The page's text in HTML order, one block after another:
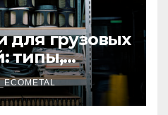
для грузовых
типы,
и критерии